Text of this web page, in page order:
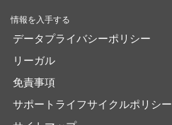
情報を入手する
データプライバシーポリシー
リーガル
免責事項
サポートライフサイクルポリシー